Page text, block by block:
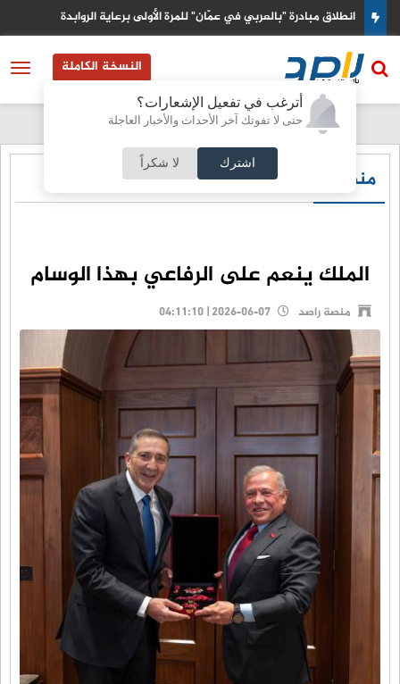
أترغب في تفعيل الإشعارات؟
حتى لا تفوتك آخر الأحداث والأخبار العاجلة
اشترك لا شكراً
ترامب يؤكد سير الاوضاع مع ايران بشكل استثنائي وينفي وجود
وزير الدفاع
النسخة الكاملة
منصة راصد
الملك ينعم على الرفاعي بهذا الوسام
منصة راصد